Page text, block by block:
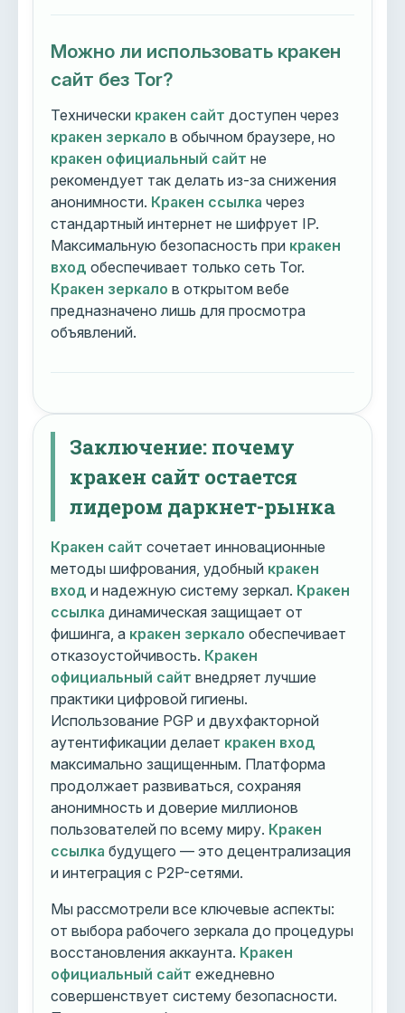
Можно ли использовать кракен
сайт без Tor?
Технически кракен сайт доступен через
кракен зеркало в обычном браузере, но
кракен официальный сайт не
рекомендует так делать из-за снижения
анонимности. Кракен ссылка через
стандартный интернет не шифрует IP.
Максимальную безопасность при кракен
вход обеспечивает только сеть Tor.
Кракен зеркало в открытом вебе
предназначено лишь для просмотра
объявлений.
Заключение: почему
кракен сайт остается
лидером даркнет-рынка
Кракен сайт сочетает инновационные
методы шифрования, удобный кракен
вход и надежную систему зеркал. Кракен
ссылка динамическая защищает от
фишинга, а кракен зеркало обеспечивает
отказоустойчивость. Кракен
официальный сайт внедряет лучшие
практики цифровой гигиены.
Использование PGP и двухфакторной
аутентификации делает кракен вход
максимально защищенным. Платформа
продолжает развиваться, сохраняя
анонимность и доверие миллионов
пользователей по всему миру. Кракен
ссылка будущего — это децентрализация
и интеграция с P2P-сетями.
Мы рассмотрели все ключевые аспекты:
от выбора рабочего зеркала до процедуры
восстановления аккаунта. Кракен
официальный сайт ежедневно
совершенствует систему безопасности.